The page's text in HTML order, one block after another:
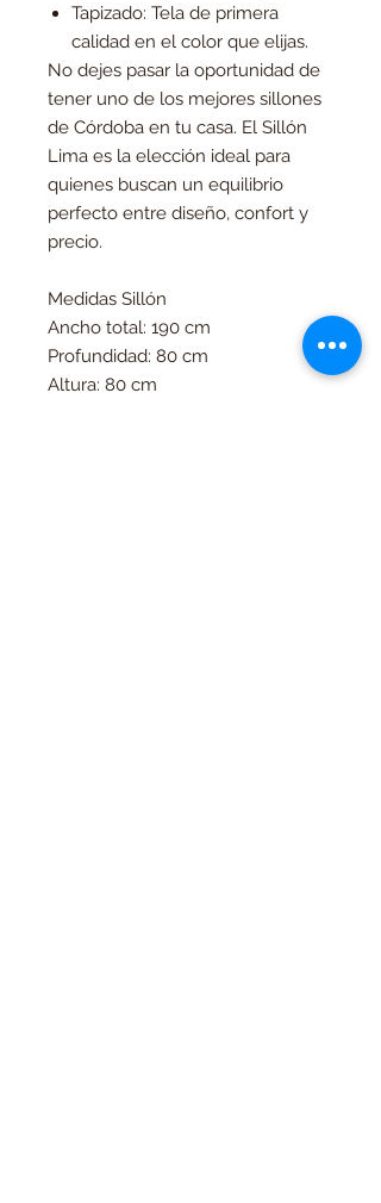
Tapizado: Tela de primera
calidad en el color que elijas.
No dejes pasar la oportunidad de
tener uno de los mejores sillones
de Córdoba en tu casa. El Sillón
Lima es la elección ideal para
quienes buscan un equilibrio
perfecto entre diseño, confort y
precio.
Medidas Sillón
Ancho total: 190 cm
Profundidad: 80 cm
Altura: 80 cm